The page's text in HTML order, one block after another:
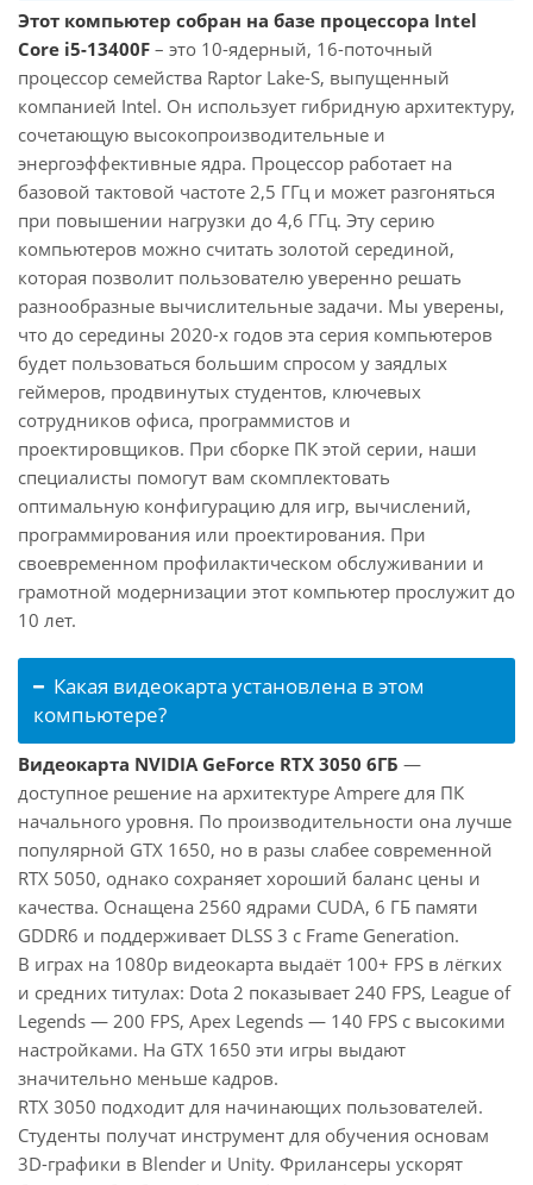
Этот компьютер собран на базе процессора Intel
Core i5-13400F – это 10-ядерный, 16-поточный
процессор семейства Raptor Lake-S, выпущенный
компанией Intel. Он использует гибридную архитектуру,
сочетающую высокопроизводительные и
энергоэффективные ядра. Процессор работает на
базовой тактовой частоте 2,5 ГГц и может разгоняться
при повышении нагрузки до 4,6 ГГц. Эту серию
компьютеров можно считать золотой серединой,
которая позволит пользователю уверенно решать
разнообразные вычислительные задачи. Мы уверены,
что до середины 2020-х годов эта серия компьютеров
будет пользоваться большим спросом у заядлых
геймеров, продвинутых студентов, ключевых
сотрудников офиса, программистов и
проектировщиков. При сборке ПК этой серии, наши
специалисты помогут вам скомплектовать
оптимальную конфигурацию для игр, вычислений,
программирования или проектирования. При
своевременном профилактическом обслуживании и
грамотной модернизации этот компьютер прослужит до
10 лет.
Какая видеокарта установлена в этом
компьютере?
Видеокарта NVIDIA GeForce RTX 3050 6ГБ —
доступное решение на архитектуре Ampere для ПК
начального уровня. По производительности она лучше
популярной GTX 1650, но в разы слабее современной
RTX 5050, однако сохраняет хороший баланс цены и
качества. Оснащена 2560 ядрами CUDA, 6 ГБ памяти
GDDR6 и поддерживает DLSS 3 с Frame Generation.
В играх на 1080p видеокарта выдаёт 100+ FPS в лёгких
и средних титулах: Dota 2 показывает 240 FPS, League of
Legends — 200 FPS, Apex Legends — 140 FPS с высокими
настройками. На GTX 1650 эти игры выдают
значительно меньше кадров.
RTX 3050 подходит для начинающих пользователей.
Студенты получат инструмент для обучения основам
3D-графики в Blender и Unity. Фрилансеры ускорят